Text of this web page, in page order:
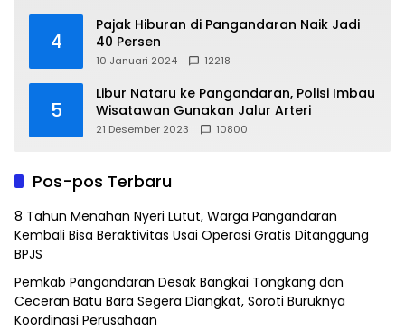
4
Pajak Hiburan di Pangandaran Naik Jadi
40 Persen
10 Januari 2024 12218
5
Libur Nataru ke Pangandaran, Polisi Imbau
Wisatawan Gunakan Jalur Arteri
21 Desember 2023 10800
Pos-pos Terbaru
8 Tahun Menahan Nyeri Lutut, Warga Pangandaran
Kembali Bisa Beraktivitas Usai Operasi Gratis Ditanggung
BPJS
Pemkab Pangandaran Desak Bangkai Tongkang dan
Ceceran Batu Bara Segera Diangkat, Soroti Buruknya
Koordinasi Perusahaan